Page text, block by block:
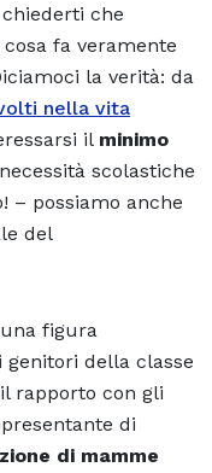
che
fa veramente
la verità: da
nella vita
il minimo
scolastiche
– possiamo anche
del
figura
genitori della classe
rapporto con gli
di
di mamme